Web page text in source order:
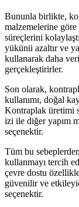
Bununla birlikte,
malzemelerine göre
süreçlerini
yükünü azaltır ve
kullanarak daha
gerçekleştirirler.
Son olarak,
kullanımı, doğal
Kontraplak üretimi
izi ile diğer yapım
seçenektir.
Tüm bu
kullanmayı tercih
çevre dostu
güvenilir ve
seçenektir.